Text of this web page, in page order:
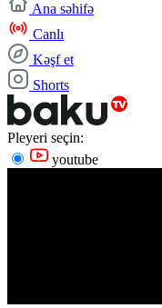
Ana səhifə
Canlı
Kəşf et
Shorts
Pleyeri seçin:
youtube